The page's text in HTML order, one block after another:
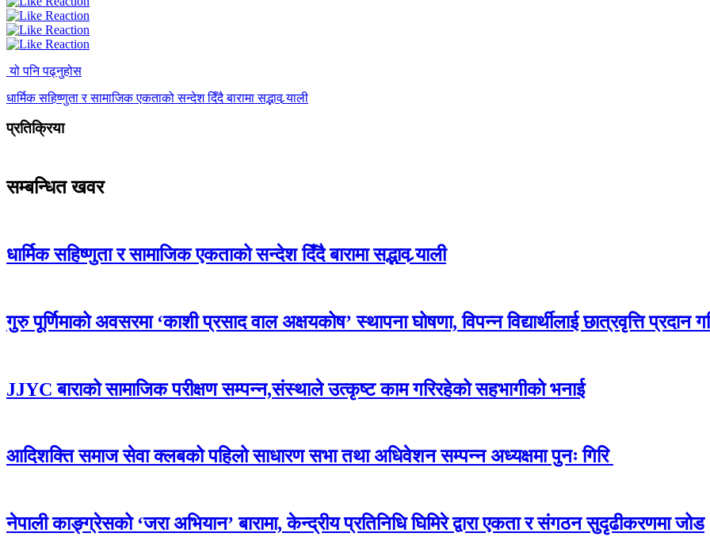
यो पनि पढ्नुहोस
धार्मिक सहिष्णुता र सामाजिक एकताको सन्देश दिँदै बारामा सद्भाव र्‍याली
प्रतिक्रिया
सम्बन्धित खवर
धार्मिक सहिष्णुता र सामाजिक एकताको सन्देश दिँदै बारामा सद्भाव र्‍याली
गुरु पूर्णिमाको अवसरमा ‘काशी प्रसाद वाल अक्षयकोष’ स्थापना घोषणा, विपन्न विद्यार्थीलाई छात्रवृत्ति प्रदान
JJYC बाराको सामाजिक परीक्षण सम्पन्न,संस्थाले उत्कृष्ट काम गरिरहेको सहभागीको भनाई
आदिशक्ति समाज सेवा क्लबको पहिलो साधारण सभा तथा अधिवेशन सम्पन्न अध्यक्षमा पुनः गिरि
नेपाली काङ्ग्रेसको ‘जरा अभियान’ बारामा, केन्द्रीय प्रतिनिधि घिमिरे द्वारा एकता र संगठन सुदृढीकरणमा जोड